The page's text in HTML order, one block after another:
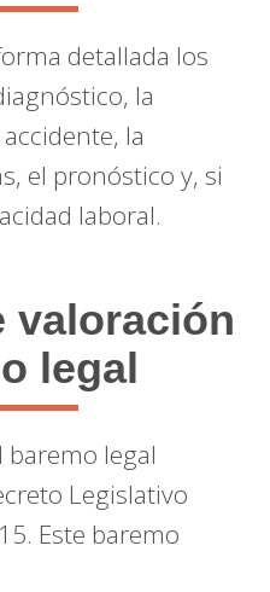
detallada los
la
la
el pronóstico y, si
laboral.
valoración
legal
baremo legal
Legislativo
Este baremo